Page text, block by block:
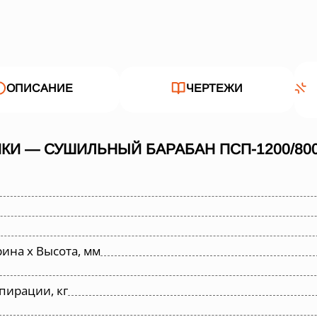
ОПИСАНИЕ ЧЕРТЕЖИ
— СУШИЛЬНЫЙ БАРАБАН ПСП-1200/
х Высота, мм
кг